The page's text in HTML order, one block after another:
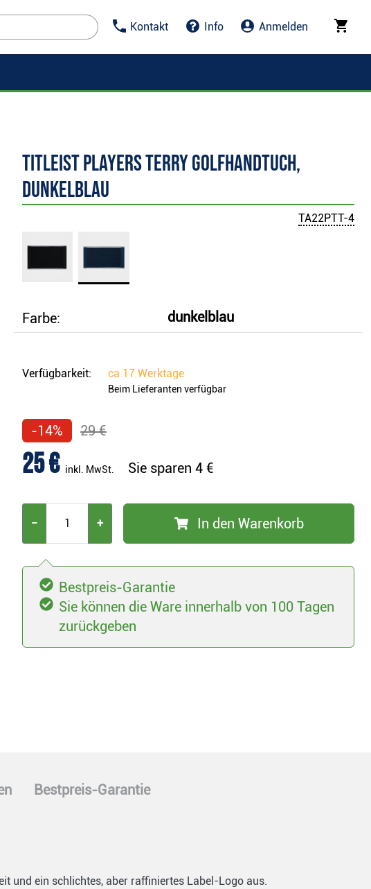
Kontakt Info Anmelden
Titleist Players Terry Golfhandtuch,
dunkelblau
TA22PTT-4
Farbe: dunkelblau
Verfügbarkeit: ca 17 Werktage
Beim Lieferanten verfügbar
-14% 29 €
25 € inkl. MwSt. Sie sparen 4 €
− + In den Warenkorb
Bestpreis-Garantie
Sie können die Ware innerhalb von 100 Tagen
zurückgeben
Bestpreis-Garantie
und ein schlichtes, aber raffiniertes Label-Logo aus.